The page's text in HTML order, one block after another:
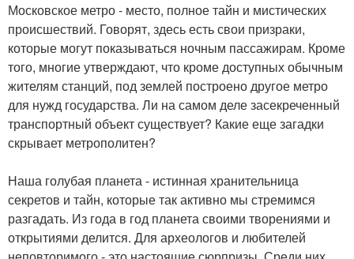
Московское метро - место, полное тайн и мистических
происшествий. Говорят, здесь есть свои призраки,
которые могут показываться ночным пассажирам. Кроме
того, многие утверждают, что кроме доступных обычным
жителям станций, под землей построено другое метро
для нужд государства. Ли на самом деле засекреченный
транспортный объект существует? Какие еще загадки
скрывает метрополитен?
Наша голубая планета - истинная хранительница
секретов и тайн, которые так активно мы стремимся
разгадать. Из года в год планета своими творениями и
открытиями делится. Для археологов и любителей